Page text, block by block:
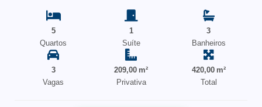
5
Quartos
1
Suíte
3
Banheiros
3
Vagas
209,00 m²
Privativa
420,00 m²
Total